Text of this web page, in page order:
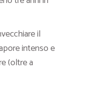
il
intenso e
(oltre a